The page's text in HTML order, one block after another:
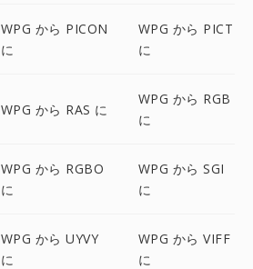
WPG から PICON
に
WPG から PICT
に
WPG から RAS に
WPG から RGB
に
WPG から RGBO
に
WPG から SGI
に
WPG から UYVY
に
WPG から VIFF
に